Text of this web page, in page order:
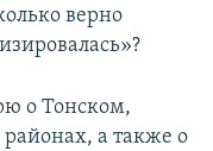
верно
о Тонском,
а также о